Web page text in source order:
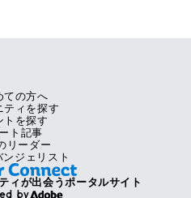
ィが出会うポータルサイト
by
ての方へ
ティを探す
トを探す
ト記事
リーダー
ンジェリスト